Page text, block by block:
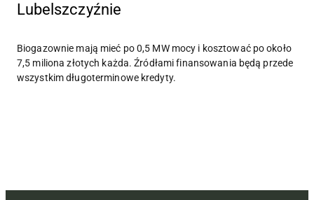
Lubelszczyźnie
Biogazownie mają mieć po 0,5 MW mocy i kosztować po około
7,5 miliona złotych każda. Źródłami finansowania będą przede
wszystkim długoterminowe kredyty.